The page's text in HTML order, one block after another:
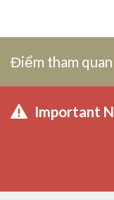
Điểm tham
Important